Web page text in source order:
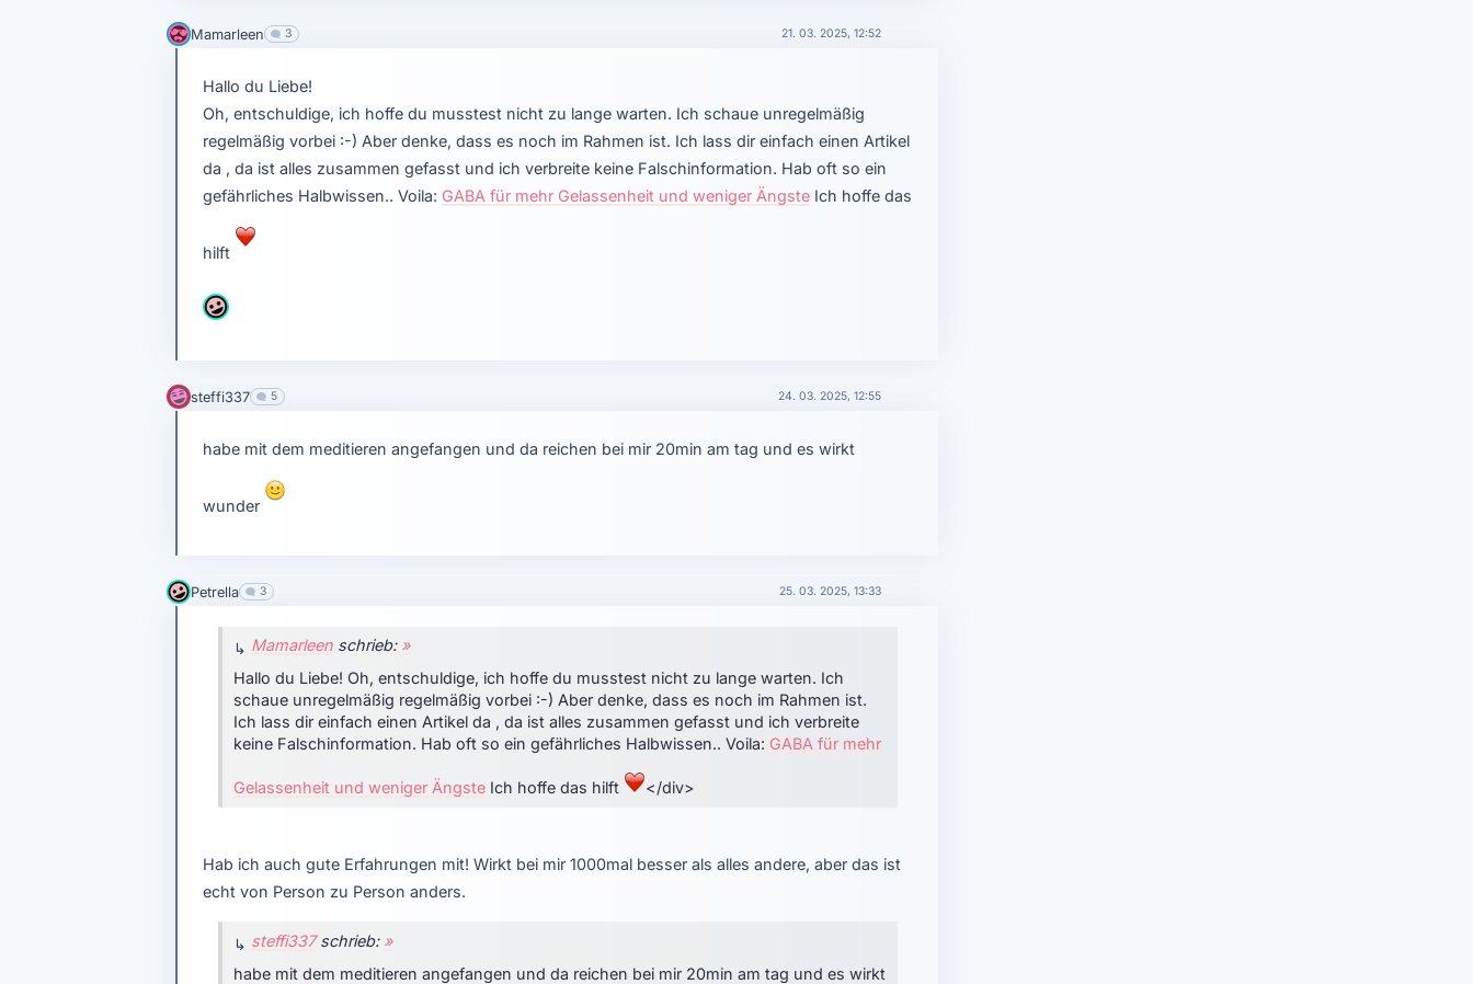
Mamarleen 3 21. 03. 2025, 12:52
Hallo du Liebe!
Oh, entschuldige, ich hoffe du musstest nicht zu lange warten. Ich schaue unregelmäßig
regelmäßig vorbei :-) Aber denke, dass es noch im Rahmen ist. Ich lass dir einfach einen Artikel
da , da ist alles zusammen gefasst und ich verbreite keine Falschinformation. Hab oft so ein
gefährliches Halbwissen.. Voila: GABA für mehr Gelassenheit und weniger ÄngsteIch hoffe das
hilft
steffi337 5 24. 03. 2025, 12:55
habe mit dem meditieren angefangen und da reichen bei mir 20min am tag und es wirkt
wunder
Petrella 3 25. 03. 2025, 13:33
Mamarleen schrieb: »
Hallo du Liebe! Oh, entschuldige, ich hoffe du musstest nicht zu lange warten. Ich
schaue unregelmäßig regelmäßig vorbei :-) Aber denke, dass es noch im Rahmen ist.
Ich lass dir einfach einen Artikel da , da ist alles zusammen gefasst und ich verbreite
keine Falschinformation. Hab oft so ein gefährliches Halbwissen.. Voila: GABA für mehr
Gelassenheit und weniger Ängste Ich hoffe das hilft </div>
Hab ich auch gute Erfahrungen mit! Wirkt bei mir 1000mal besser als alles andere, aber das ist
echt von Person zu Person anders.
steffi337schrieb: »
habe mit dem meditieren angefangen und da reichen bei mir 20min am tag und es wirkt